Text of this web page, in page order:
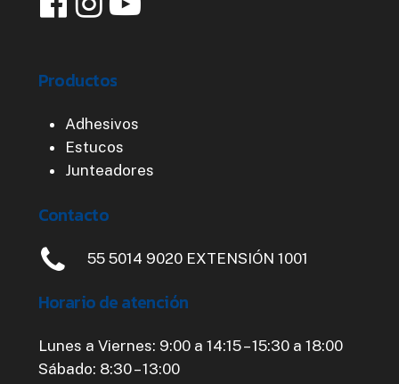
Productos
Adhesivos
Estucos
Junteadores
Contacto
55 5014 9020 EXTENSIÓN 1001
Horariodeatención
Lunes a Viernes: 9:00 a 14:15 – 15:30 a 18:00
Sábado: 8:30 – 13:00